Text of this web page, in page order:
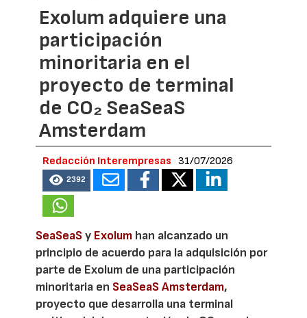
Exolum adquiere una
participación
minoritaria en el
proyecto de terminal
de CO₂ SeaSeaS
Amsterdam
Redacción Interempresas 31/07/2026
2392
SeaSeaSy Exolum han alcanzado un
principio de acuerdo para la adquisición por
parte de Exolum de una participación
minoritaria en SeaSeaS Amsterdam,
proyecto que desarrolla una terminal